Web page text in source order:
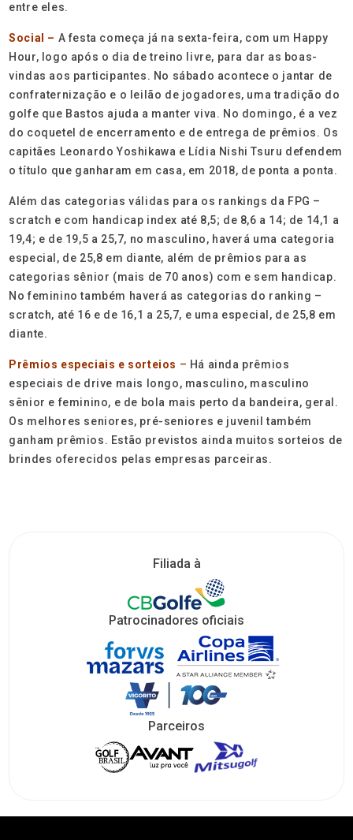
entre eles.
Social – A festa começa já na sexta-feira, com um Happy
Hour, logo após o dia de treino livre, para dar as boas-
vindas aos participantes. No sábado acontece o jantar de
confraternização e o leilão de jogadores, uma tradição do
golfe que Bastos ajuda a manter viva. No domingo, é a vez
do coquetel de encerramento e de entrega de prêmios. Os
capitães Leonardo Yoshikawa e Lídia Nishi Tsuru defendem
o título que ganharam em casa, em 2018, de ponta a ponta.
Além das categorias válidas para os rankings da FPG –
scratch e com handicap index até 8,5; de 8,6 a 14; de 14,1 a
19,4; e de 19,5 a 25,7, no masculino, haverá uma categoria
especial, de 25,8 em diante, além de prêmios para as
categorias sênior (mais de 70 anos) com e sem handicap.
No feminino também haverá as categorias do ranking –
scratch, até 16 e de 16,1 a 25,7, e uma especial, de 25,8 em
diante.
Prêmios especiais e sorteios – Há ainda prêmios
especiais de drive mais longo, masculino, masculino
sênior e feminino, e de bola mais perto da bandeira, geral.
Os melhores seniores, pré-seniores e juvenil também
ganham prêmios. Estão previstos ainda muitos sorteios de
brindes oferecidos pelas empresas parceiras.
Filiada à
Patrocinadores oficiais
Parceiros